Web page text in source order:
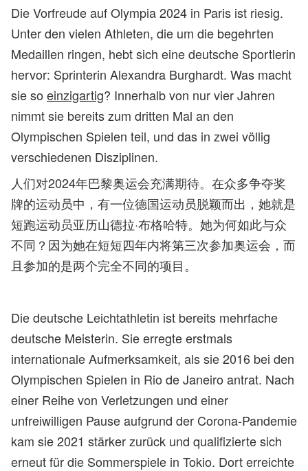
Die Vorfreude auf Olympia 2024 in Paris ist riesig.
Unter den vielen Athleten, die um die begehrten
Medaillen ringen, hebt sich eine deutsche Sportlerin
hervor: Sprinterin Alexandra Burghardt. Was macht
sie so einzigartig? Innerhalb von nur vier Jahren
nimmt sie bereits zum dritten Mal an den
Olympischen Spielen teil, und das in zwei völlig
verschiedenen Disziplinen.
人们对2024年巴黎奥运会充满期待。在众多争夺奖
牌的运动员中，有一位德国运动员脱颖而出，她就是
短跑运动员亚历山德拉·布格哈特。她为何如此与众
不同？因为她在短短四年内将第三次参加奥运会，而
且参加的是两个完全不同的项目。
Die deutsche Leichtathletin ist bereits mehrfache
deutsche Meisterin. Sie erregte erstmals
internationale Aufmerksamkeit, als sie 2016 bei den
Olympischen Spielen in Rio de Janeiro antrat. Nach
einer Reihe von Verletzungen und einer
unfreiwilligen Pause aufgrund der Corona-Pandemie
kam sie 2021 stärker zurück und qualifizierte sich
erneut für die Sommerspiele in Tokio. Dort erreichte